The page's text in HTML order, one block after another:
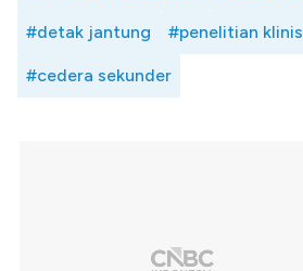
#detak jantung #penelitian klinis
#cedera sekunder